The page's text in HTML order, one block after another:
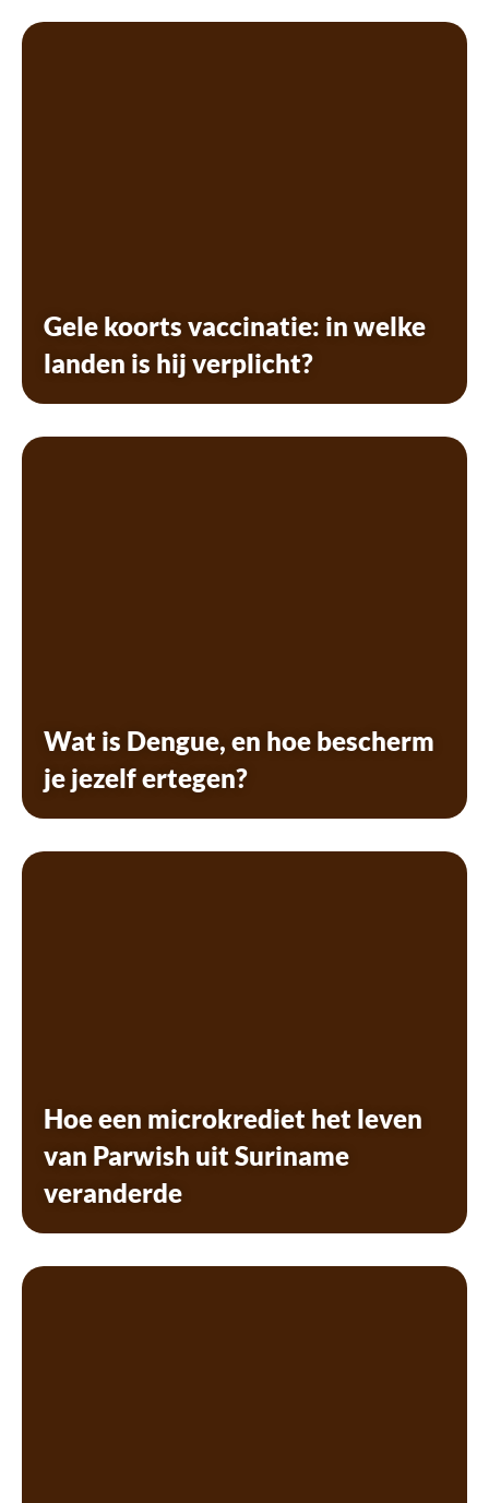
Gele koorts vaccinatie: in welke
landen is hij verplicht?
Wat is Dengue, en hoe bescherm
je jezelf ertegen?
Hoe een microkrediet het leven
van Parwish uit Suriname
veranderde